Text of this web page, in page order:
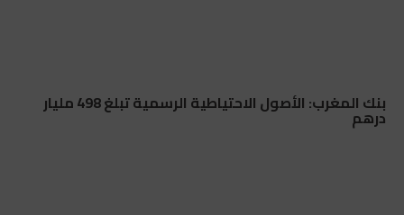
بنك المغرب: الأصول الاحتياطية الرسمية تبلغ 498 مليار
درهم